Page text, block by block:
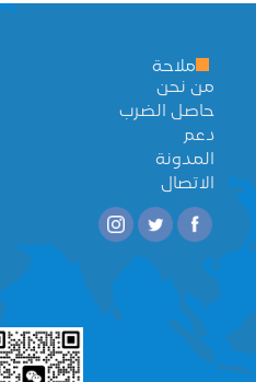
ملاحة
من نحن
حاصل الضرب
دعم
المدونة
الاتصال